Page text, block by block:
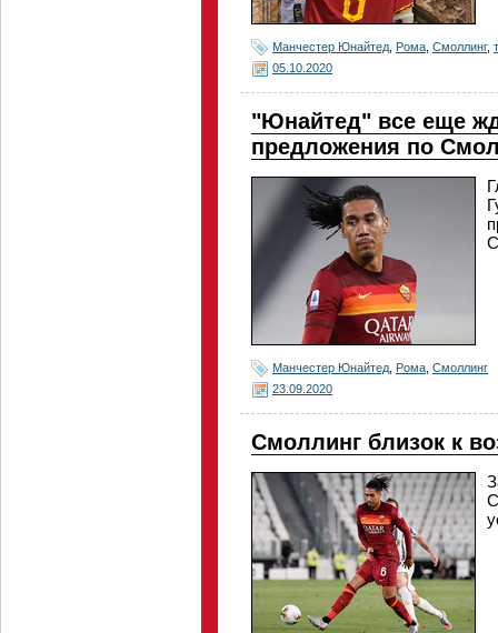
Манчестер Юнайтед Рома Смоллинг,
05.10.2020
"Юнайтед" все еще
предложения по
Манчестер Юнайтед Рома Смоллинг
23.09.2020
Смоллинг близок к